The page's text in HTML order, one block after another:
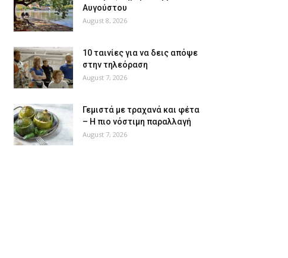
Αυγούστου
August 8, 2026
10 ταινίες για να δεις απόψε
στην τηλεόραση
August 7, 2026
Γεμιστά με τραχανά και φέτα
– Η πιο νόστιμη παραλλαγή
August 7, 2026